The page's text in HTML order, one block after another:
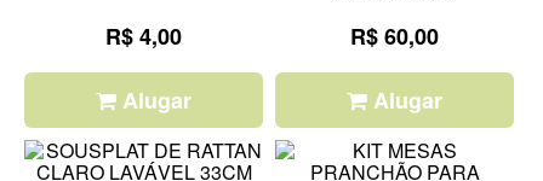
R$ 4,00
Alugar
R$ 60,00
Alugar